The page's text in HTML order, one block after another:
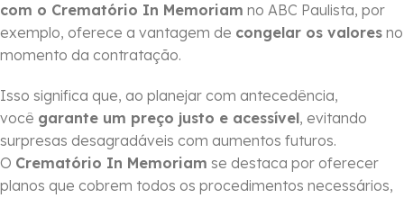
com o Crematório In Memoriam no ABC Paulista, por
exemplo, oferece a vantagem de congelar os valores no
momento da contratação.
Isso significa que, ao planejar com antecedência,
você garante um preço justo e acessível, evitando
surpresas desagradáveis com aumentos futuros.
O Crematório In Memoriam se destaca por oferecer
planos que cobrem todos os procedimentos necessários,